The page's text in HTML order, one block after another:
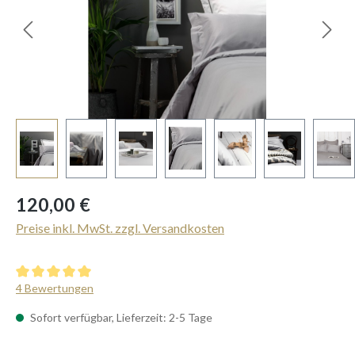
Regulärer Preis:
120,00 €
Preise inkl. MwSt. zzgl. Versandkosten
Durchschnittliche Bewertung von 5 von 5 Sternen
4 Bewertungen
Sofort verfügbar, Lieferzeit: 2-5 Tage